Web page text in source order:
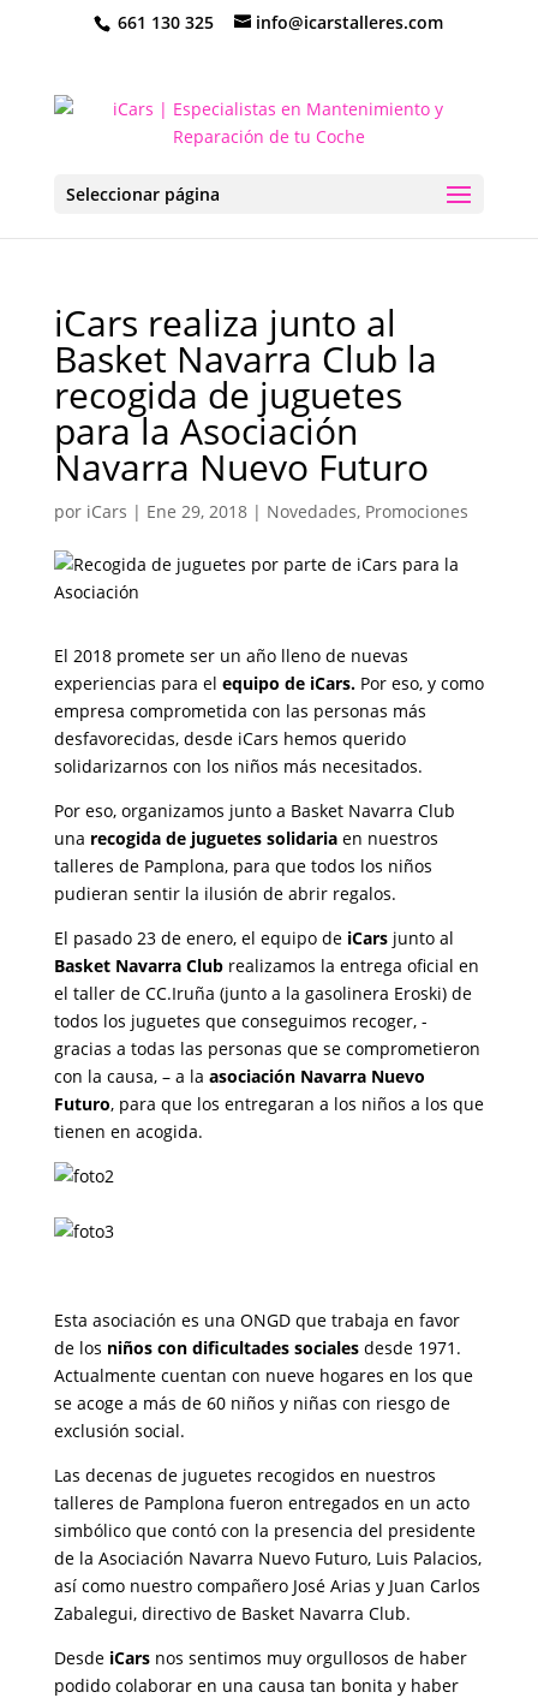
661 130 325 info@icarstalleres.com
Seleccionar página
iCars realiza junto al
Basket Navarra Club la
recogida de juguetes
para la Asociación
Navarra Nuevo Futuro
por iCars | Ene 29, 2018| Novedades, Promociones
El 2018 promete ser un año lleno de nuevas
experiencias para el equipo de iCars. Por eso, y como
empresa comprometida con las personas más
desfavorecidas, desde iCars hemos querido
solidarizarnos con los niños más necesitados.
Por eso, organizamos junto a Basket Navarra Club
una recogida de juguetes solidaria en nuestros
talleres de Pamplona, para que todos los niños
pudieran sentir la ilusión de abrir regalos.
El pasado 23 de enero, el equipo de iCarsjunto al
Basket Navarra Clubrealizamos la entrega oficial en
el taller de CC.Iruña (junto a la gasolinera Eroski) de
todos los juguetes que conseguimos recoger, -
gracias a todas las personas que se comprometieron
con la causa, – a la asociación Navarra Nuevo
Futuro, para que los entregaran a los niños a los que
tienen en acogida.
Esta asociación es una ONGD que trabaja en favor
de los niños con dificultades socialesdesde 1971.
Actualmente cuentan con nueve hogares en los que
se acoge a más de 60 niños y niñas con riesgo de
exclusión social.
Las decenas de juguetes recogidos en nuestros
talleres de Pamplona fueron entregados en un acto
simbólico que contó con la presencia del presidente
de la Asociación Navarra Nuevo Futuro, Luis Palacios,
así como nuestro compañero José Arias y Juan Carlos
Zabalegui, directivo de Basket Navarra Club.
Desde iCarsnos sentimos muy orgullosos de haber
podido colaborar en una causa tan bonita y haber